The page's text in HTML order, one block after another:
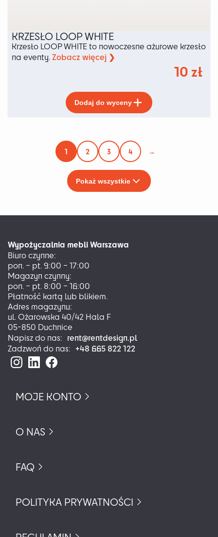
KRZESŁO LOOP WHITE
Krzesło LOOP WHITE to nowoczesne ażurowe krzesło
na eventy. Zobacz więcej ❯
10 zł
Dodaj do wyceny
produkt
ma
Opcje
można
wybrać
na
stronie
1 2 3 4 →
Pokaż wszystkie
Wypożyczalnia mebli Warszawa
Biuro czynne:
pon. – pt. 9:00 – 17:00
Magazyn czynny:
pon. – pt. 8:00 – 16:00
Płatność kartą lub blikiem.
Adres magazynu:
ul. Ożarowska 40/42 Hala F
05-850 Duchnice
Napisz do nas: rent@rentdesign.pl
Zadzwoń do nas: +48 665 822 122
MOJE KONTO
O NAS
FAQ
POLITYKA PRYWATNOŚCI